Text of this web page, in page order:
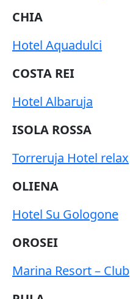
CHIA
Hotel Aquadulci
COSTA REI
Hotel Albaruja
ISOLA ROSSA
Torreruja Hotel relax
OLIENA
Hotel Su Gologone
OROSEI
Marina Resort – Club